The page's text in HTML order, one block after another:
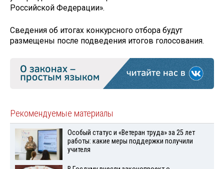
Российской Федерации».
Сведения об итогах конкурсного отбора будут
размещены после подведения итогов голосования.
Рекомендуемые материалы
Особый статус и «Ветеран труда» за 25 лет
работы: какие меры поддержки получили
учителя